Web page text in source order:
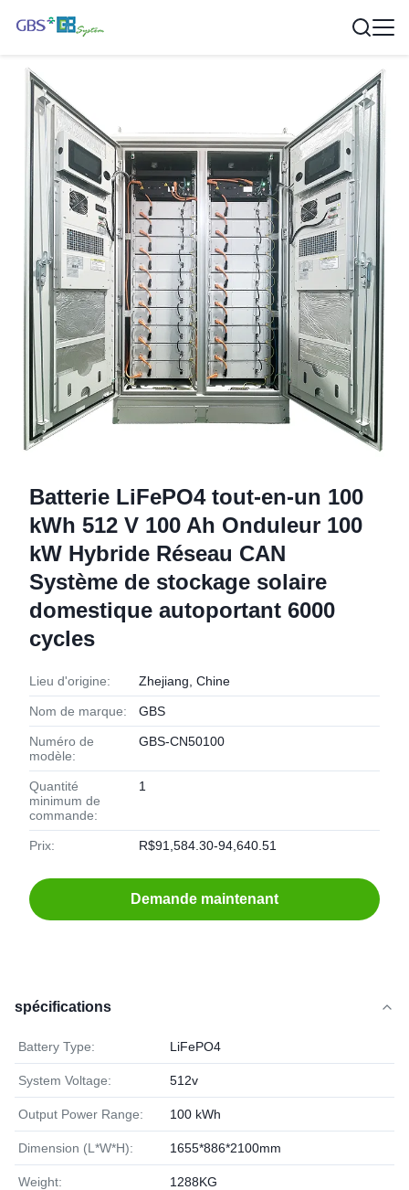
Batterie LiFePO4 tout-en-un 100
kWh 512 V 100 Ah Onduleur 100
kW Hybride Réseau CAN
Système de stockage solaire
domestique autoportant 6000
cycles
Lieu d'origine: Zhejiang, Chine
Nom de marque: GBS
Numéro de
modèle:
GBS-CN50100
Quantité
minimum de
commande:
1
Prix: R$91,584.30-94,640.51
Demande maintenant
spécifications
Battery Type: LiFePO4
System Voltage: 512v
Output Power Range: 100 kWh
Dimension (L*W*H): 1655*886*2100mm
Weight: 1288KG